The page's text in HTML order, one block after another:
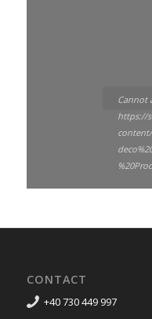
Cannot
https://
CONTACT
+40 730 449 997